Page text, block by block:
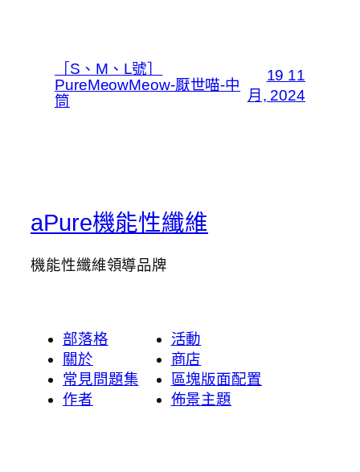
［S、M、L號］
PureMeowMeow-厭世喵-中
筒
19 11
月, 2024
aPure機能性纖維
機能性纖維領導品牌
部落格
關於
常見問題集
作者
活動
商店
區塊版面配置
佈景主題